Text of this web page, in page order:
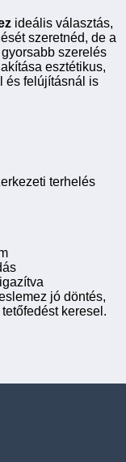
ideális választás,
szeretnéd, de a
szerelés
esztétikus,
és felújításnál is
terhelés
jó döntés,
keresel.